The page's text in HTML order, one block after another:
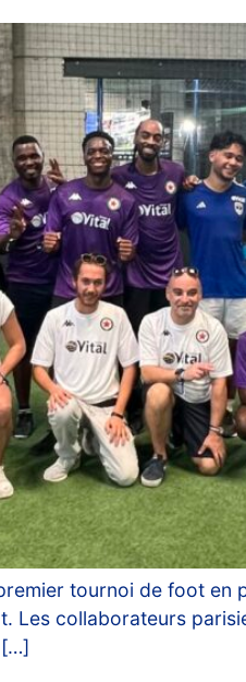
tournoi de foot en
collaborateurs
[…]